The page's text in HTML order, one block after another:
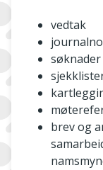
vedtak
søknader
brev og